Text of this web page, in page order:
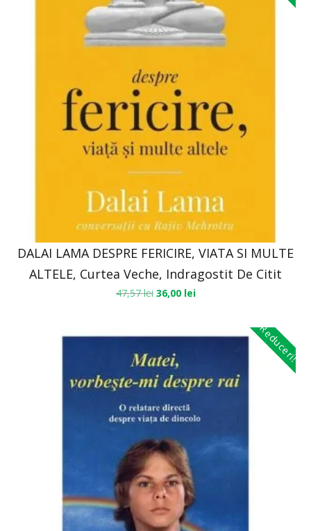
DALAI LAMA DESPRE FERICIRE, VIATA SI MULTE
ALTELE, Curtea Veche, Indragostit De Citit
47,57lei 36,00 lei
Reduceri!